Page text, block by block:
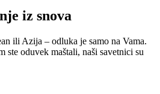
iz snova
ili Azija – odluka je samo na Vama.
ste oduvek maštali, naši savetnici su